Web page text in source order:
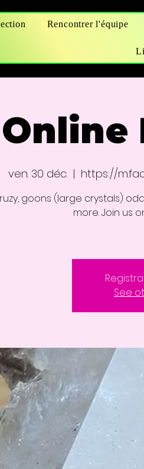
Rencontrer l'équipe
Online
ven. 30 déc.
  |
https://
goons (large crystals)
more. Join us
See